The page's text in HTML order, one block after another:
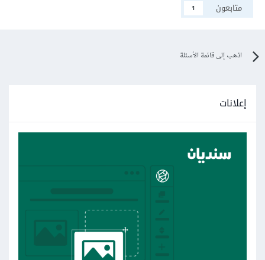
متابعون
1
اذهب إلى قائمة الأسئلة
إعلانات